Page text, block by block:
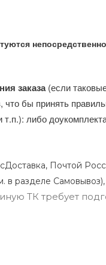
заказа(если
бы принять
либо
Почтой
в разделе Самовывоз),
ТК требует